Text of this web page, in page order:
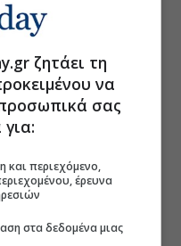
ζητάει τη
να
σας
και περιεχόμενο,
έρευνα
στα δεδομένα μιας